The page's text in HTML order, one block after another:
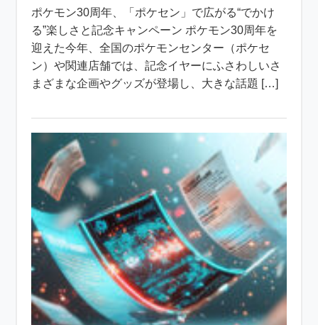
ポケモン30周年、「ポケセン」で広がる“でかけ
る”楽しさと記念キャンペーン ポケモン30周年を
迎えた今年、全国のポケモンセンター（ポケセ
ン）や関連店舗では、記念イヤーにふさわしいさ
まざまな企画やグッズが登場し、大きな話題 […]